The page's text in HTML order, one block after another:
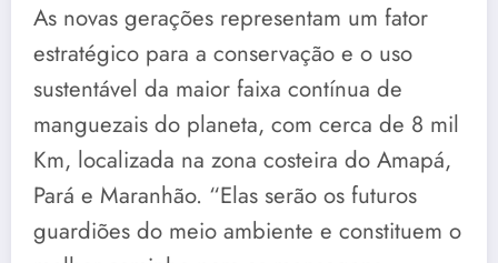
As novas gerações representam um fator
estratégico para a conservação e o uso
sustentável da maior faixa contínua de
manguezais do planeta, com cerca de 8 mil
Km, localizada na zona costeira do Amapá,
Pará e Maranhão. “Elas serão os futuros
guardiões do meio ambiente e constituem o